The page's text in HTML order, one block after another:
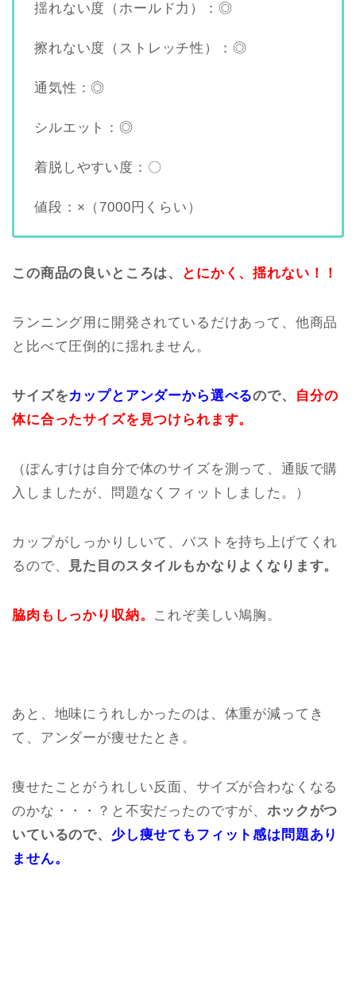
揺れない度（ホールド力）：◎
擦れない度（ストレッチ性）：◎
通気性：◎
シルエット：◎
着脱しやすい度：〇
値段：×（7000円くらい）
この商品の良いところは、 とにかく、揺れない！！
ランニング用に開発されているだけあって、他商品
と比べて圧倒的に揺れません。
サイズをカップとアンダーから選べるので、
自分の
体に合ったサイズを見つけられます。
（ぽんすけは自分で体のサイズを測って、通販で購
入しましたが、問題なくフィットしました。）
カップがしっかりしいて、バストを持ち上げてくれ
るので、
見た目のスタイルもかなりよくなります。
脇肉もしっかり収納。 これぞ美しい鳩胸。
あと、地味にうれしかったのは、体重が減ってき
て、アンダーが痩せたとき。
痩せたことがうれしい反面、サイズが合わなくなる
のかな・・・？と不安だったのですが、ホックがつ
いているので、 少し痩せてもフィット感は問題あり
ません。